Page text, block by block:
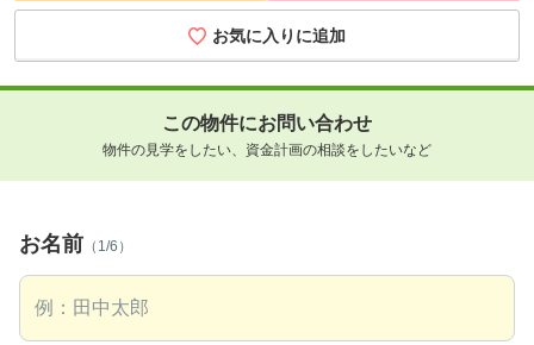
お気に入りに追加
この物件にお問い合わせ
物件の見学をしたい、資金計画の相談をしたいなど
お名前 （1/6）